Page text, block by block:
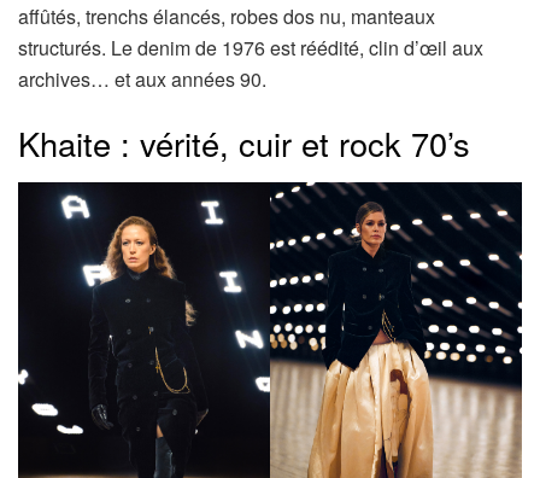
affûtés, trenchs élancés, robes dos nu, manteaux
structurés. Le denim de 1976 est réédité, clin d’œil aux
archives… et aux années 90.
Khaite : vérité, cuir et rock 70’s